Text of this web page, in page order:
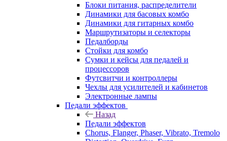
Блоки питания, распределители
Динамики для басовых комбо
Динамики для гитарных комбо
Маршрутизаторы и селекторы
Педалборды
Стойки для комбо
Сумки и кейсы для педалей и
процессоров
Футсвитчи и контроллеры
Чехлы для усилителей и кабинетов
Электронные лампы
Педали эффектов
Назад
Педали эффектов
Chorus, Flanger, Phaser, Vibrato, Tremolo